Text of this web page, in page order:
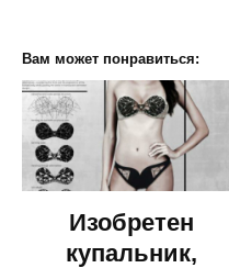
Вам может понравиться:
Изобретен
купальник,